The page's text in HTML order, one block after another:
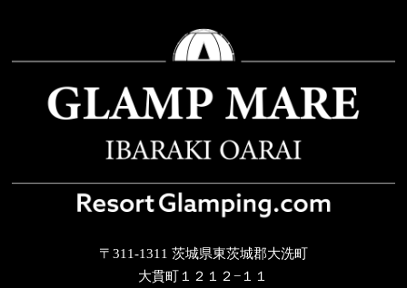
〒311-1311 茨城県東茨城郡大洗町
大貫町１２１２−１１